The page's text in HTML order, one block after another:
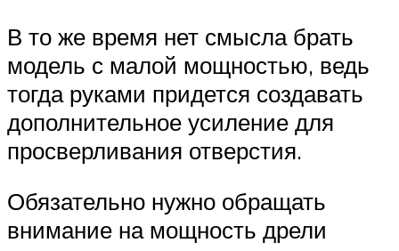
В то же время нет смысла брать
модель с малой мощностью, ведь
тогда руками придется создавать
дополнительное усиление для
просверливания отверстия.
Обязательно нужно обращать
внимание на мощность дрели